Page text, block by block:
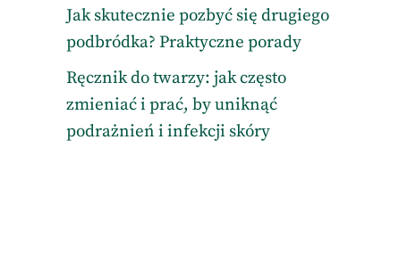
Jak skutecznie pozbyć się drugiego
podbródka? Praktyczne porady
Ręcznik do twarzy: jak często
zmieniać i prać, by uniknąć
podrażnień i infekcji skóry